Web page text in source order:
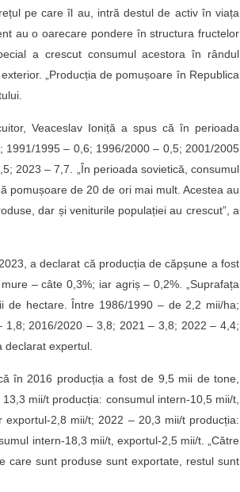
pe care îl au, intră destul de activ în viața
au o oarecare pondere în structura fructelor
a crescut consumul acestora în rândul
„Producția de pomușoare în Republica
Veaceslav Ioniță a spus că în perioada
1995 – 0,6; 1996/2000 – 0,5; 2001/2005
2023 – 7,7. „În perioada sovietică, consumul
pomușoare de 20 de ori mai mult. Acestea au
dar și veniturile populației au crescut”, a
a declarat că producția de căpșune a fost
– câte 0,3%; iar agriș – 0,2%. „Suprafața
de hectare. Între 1986/1990 – de 2,2 mii/ha;
2016/2020 – 3,8; 2021 – 3,8; 2022 – 4,4;
expertul.
în 2016 producția a fost de 9,5 mii de tone,
mii/t producția: consumul intern-10,5 mii/t,
2,8 mii/t; 2022 – 20,3 mii/t producția:
intern-18,3 mii/t, exportul-2,5 mii/t. „Către
care sunt produse sunt exportate, restul sunt